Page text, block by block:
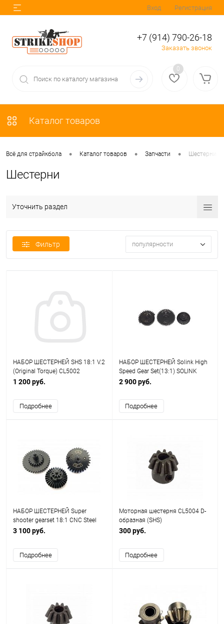
Вход Регистрация
+7 (914) 790-26-18
Заказать звонок
0
Каталог товаров
Всё для страйкбола • Каталог товаров • Запчасти • Шестерни
Шестерни
Уточнить раздел
Фильтр популярности
НАБОР ШЕСТЕРНЕЙ SHS 18:1 V.2
(Original Torque) CL5002
1 200 руб.
Подробнее
НАБОР ШЕСТЕРНЕЙ Solink High
Speed Gear Set(13:1) SOLINK
MOTOR CL-003
2 900 руб.
Подробнее
НАБОР ШЕСТЕРНЕЙ Super
shooter gearset 18:1 CNC Steel
SHS CL14002
3 100 руб.
Подробнее
Моторная шестерня CL5004 D-
образная (SHS)
300 руб.
Подробнее